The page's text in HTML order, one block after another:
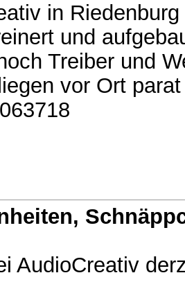
in
und
Treiber und
vor Ort
AudioCreativ